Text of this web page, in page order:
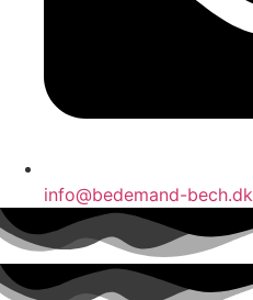
info@bedemand-bech.dk